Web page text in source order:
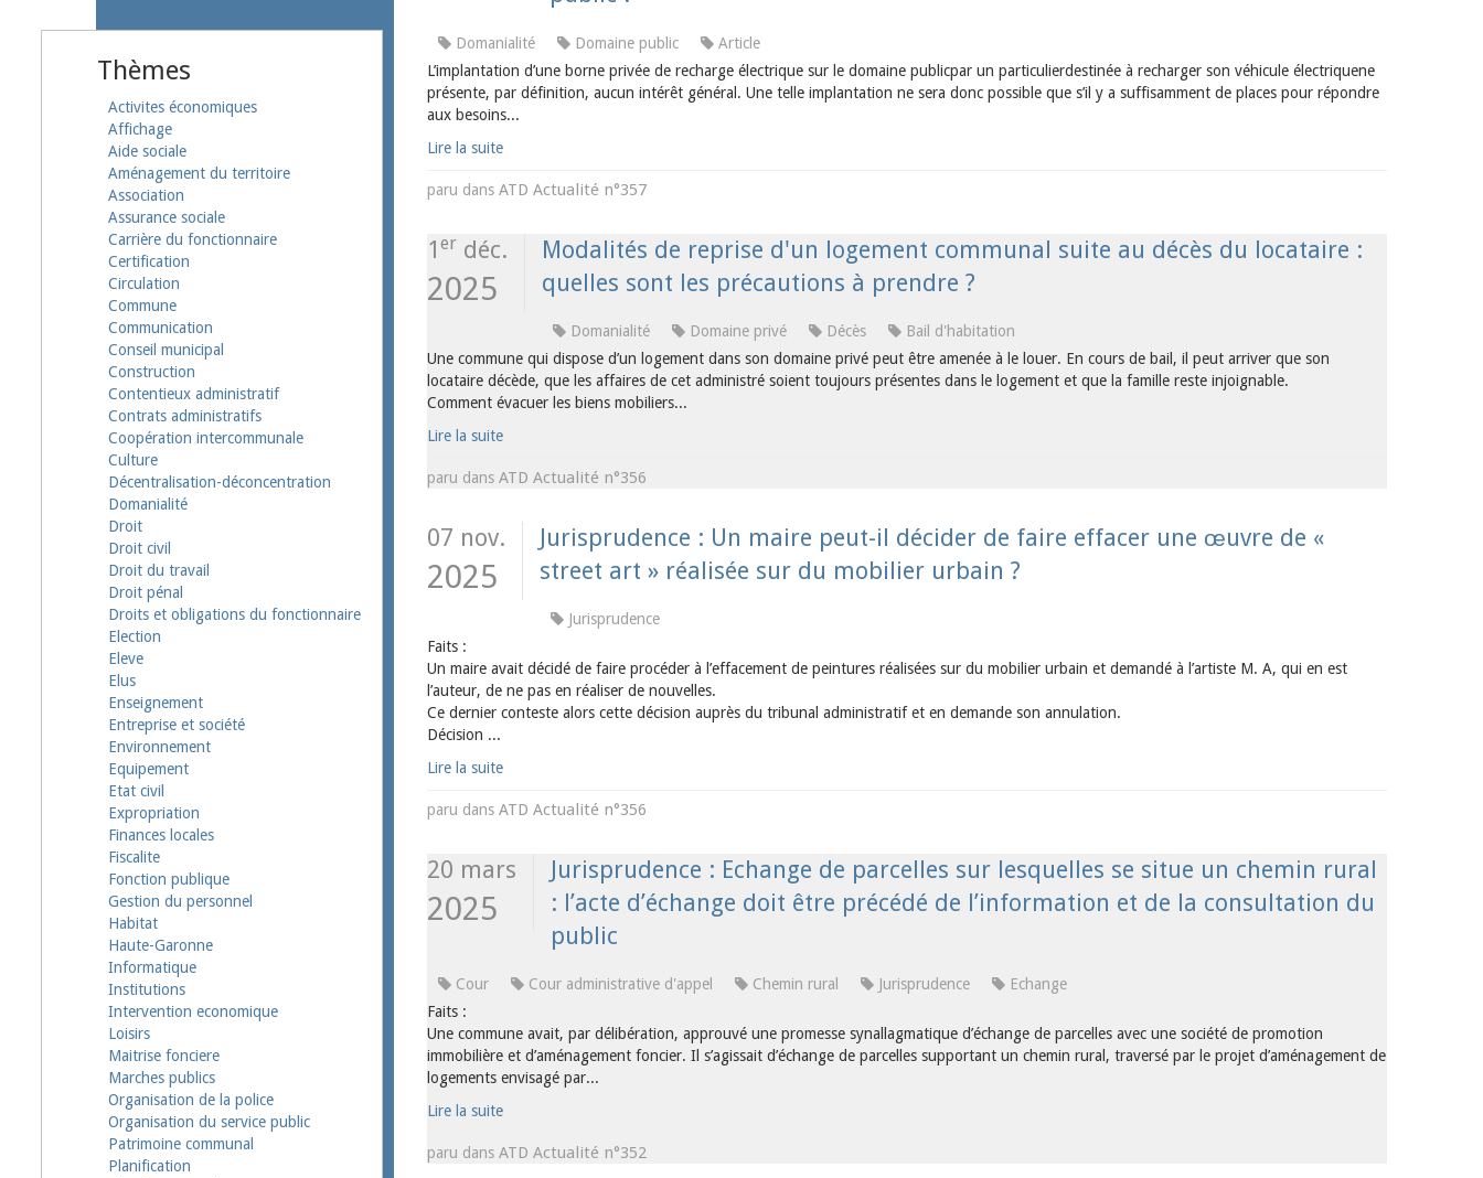
Thèmes
Activites économiques
Affichage
Aide sociale
Aménagement du territoire
Association
Assurance sociale
Carrière du fonctionnaire
Certification
Circulation
Commune
Communication
Conseil municipal
Construction
Contentieux administratif
Contrats administratifs
Coopération intercommunale
Culture
Décentralisation-déconcentration
Domanialité
Droit
Droit civil
Droit du travail
Droit pénal
Droits et obligations du fonctionnaire
Election
Eleve
Elus
Enseignement
Entreprise et société
Environnement
Equipement
Etat civil
Expropriation
Finances locales
Fiscalite
Fonction publique
Gestion du personnel
Habitat
Haute-Garonne
Informatique
Institutions
Intervention economique
Loisirs
Maitrise fonciere
Marches publics
Organisation de la police
Organisation du service public
Patrimoine communal
Planification
Domanialité Domaine public
Article
L’implantation d’une borne privée de recharge électrique sur le domaine publicpar un particulierdestinée à recharger son véhicule électriquene
présente, par définition, aucun intérêt général. Une telle implantation ne sera donc possible que s’il y a suffisamment de places pour répondre
aux besoins...
Lire la suite
paru dans ATD Actualité n°357
1 er déc.
2025
Modalités de reprise d'un logement communal suite au décès du locataire :
quelles sont les précautions à prendre ?
Domanialité Domaine privé Décès
Bail d'habitation
Une commune qui dispose d’un logement dans son domaine privé peut être amenée à le louer. En cours de bail, il peut arriver que son
locataire décède, que les affaires de cet administré soient toujours présentes dans le logement et que la famille reste injoignable.
Comment évacuer les biens mobiliers...
Lire la suite
paru dans ATD Actualité n°356
07 nov.
2025
Jurisprudence : Un maire peut-il décider de faire effacer une œuvre de «
street art » réalisée sur du mobilier urbain ?
Jurisprudence
Faits :
Un maire avait décidé de faire procéder à l’effacement de peintures réalisées sur du mobilier urbain et demandé à l’artiste M. A, qui en est
l’auteur, de ne pas en réaliser de nouvelles.
Ce dernier conteste alors cette décision auprès du tribunal administratif et en demande son annulation.
Décision ...
Lire la suite
paru dans ATD Actualité n°356
20 mars
2025
Jurisprudence : Echange de parcelles sur lesquelles se situe un chemin rural
: l’acte d’échange doit être précédé de l’information et de la consultation du
public
Cour Cour administrative d'appel Chemin rural Jurisprudence
Echange
Faits :
Une commune avait, par délibération, approuvé une promesse synallagmatique d’échange de parcelles avec une société de promotion
immobilière et d’aménagement foncier. Il s’agissait d’échange de parcelles supportant un chemin rural, traversé par le projet d’aménagement de
logements envisagé par...
Lire la suite
paru dans ATD Actualité n°352